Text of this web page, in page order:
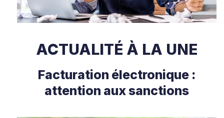
ACTUALITÉ À LA UNE
Facturation électronique :
attention aux sanctions